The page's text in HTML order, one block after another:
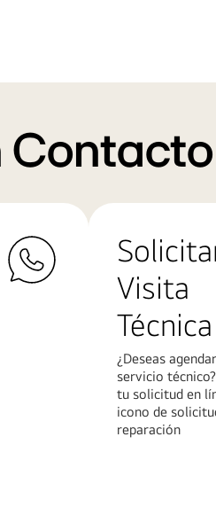
Visita
Técnica
¿Deseas
servicio
tu solicitud en
icono de
reparación